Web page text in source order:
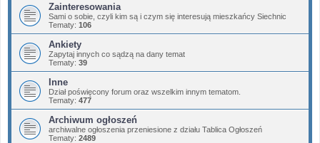
Zainteresowania
Sami o sobie, czyli kim są i czym się interesują mieszkańcy Siechnic
Tematy: 106
Ankiety
Zapytaj innych co sądzą na dany temat
Tematy: 39
Inne
Dział poświęcony forum oraz wszelkim innym tematom.
Tematy: 477
Archiwum ogłoszeń
archiwalne ogłoszenia przeniesione z działu Tablica Ogłoszeń
Tematy: 2489